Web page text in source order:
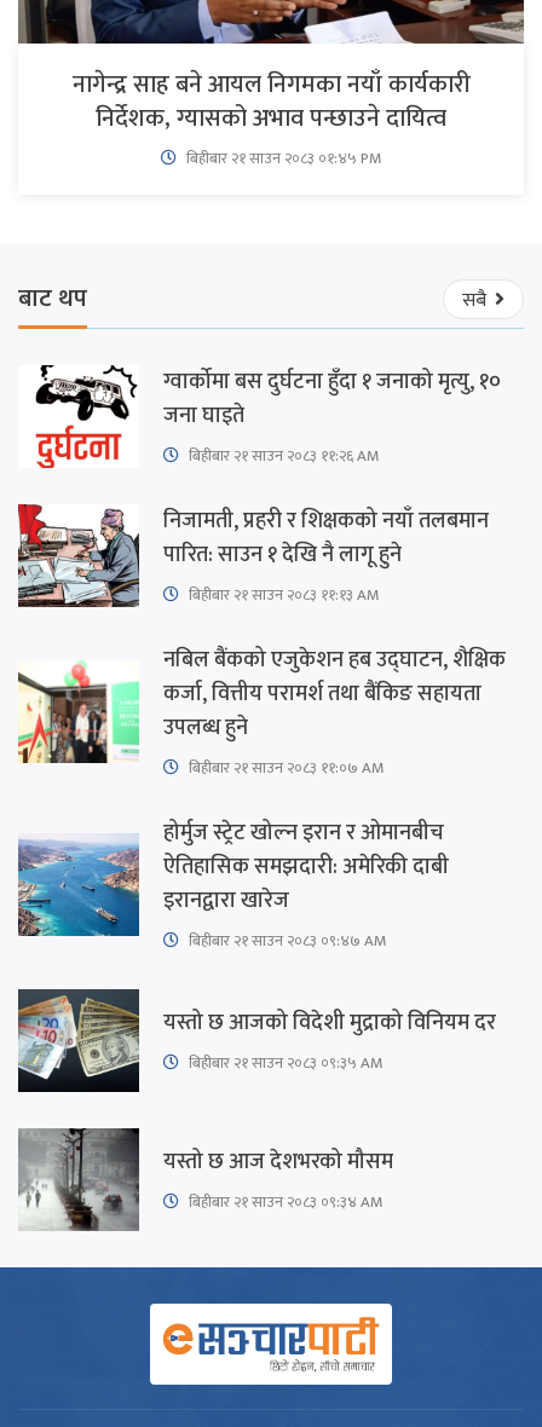
नागेन्द्र साह बने आयल निगमका नयाँ कार्यकारी
निर्देशक, ग्यासको अभाव पन्छाउने दायित्व
बिहीबार २१ साउन २०८३ ०१:४५ PM
बाट थप सबै
ग्वार्कोमा बस दुर्घटना हुँदा १ जनाको मृत्यु, १०
जना घाइते
बिहीबार २१ साउन २०८३ ११:२६ AM
निजामती, प्रहरी र शिक्षकको नयाँ तलबमान
पारित: साउन १ देखि नै लागू हुने
बिहीबार २१ साउन २०८३ ११:१३ AM
नबिल बैंकको एजुकेशन हब उद्घाटन, शैक्षिक
कर्जा, वित्तीय परामर्श तथा बैंकिङ सहायता
उपलब्ध हुने
बिहीबार २१ साउन २०८३ ११:०७ AM
होर्मुज स्ट्रेट खोल्न इरान र ओमानबीच
ऐतिहासिक समझदारी: अमेरिकी दाबी
इरानद्वारा खारेज
बिहीबार २१ साउन २०८३ ०९:४७ AM
यस्तो छ आजको विदेशी मुद्राको विनियम दर
बिहीबार २१ साउन २०८३ ०९:३५ AM
यस्तो छ आज देशभरको मौसम
बिहीबार २१ साउन २०८३ ०९:३४ AM